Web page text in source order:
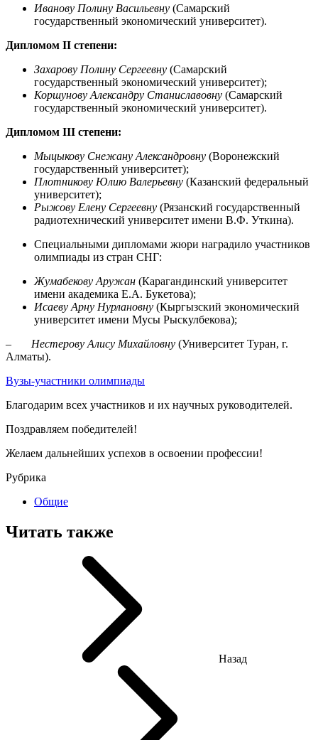
Иванову Полину Васильевну (Самарский
государственный экономический университет).
Дипломом II степени:
Захарову Полину Сергеевну (Самарский
государственный экономический университет);
Коршунову Александру Станиславовну (Самарский
государственный экономический университет).
Дипломом III степени:
Мыцыкову Снежану Александровну (Воронежский
государственный университет);
Плотникову Юлию Валерьевну (Казанский федеральный
университет);
Рыжову Елену Сергеевну (Рязанский государственный
радиотехнический университет имени В.Ф. Уткина).
Специальными дипломами жюри наградило участников
олимпиады из стран СНГ:
Жумабекову Аружан (Карагандинский университет
имени академика Е.А. Букетова);
Исаеву Арну Нурлановну (Кыргызский экономический
университет имени Мусы Рыскулбекова);
– Нестерову Алису Михайловну (Университет Туран, г.
Алматы).
Вузы-участники олимпиады
Благодарим всех участников и их научных руководителей.
Поздравляем победителей!
Желаем дальнейших успехов в освоении профессии!
Рубрика
Общие
Читать также
Назад